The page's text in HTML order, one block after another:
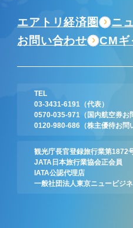
TEL
03-3431-6191
（代表）
0570-035-971
（国内航空券お
0120-980-686 （株主優待お問
観光庁長官登録旅行業第1872
JATA日本旅行業協会正会員
IATA公認代理店
一般社団法人東京ニュービジ
エアトリ経済圏 ニ
お問い合わせ
CMギ